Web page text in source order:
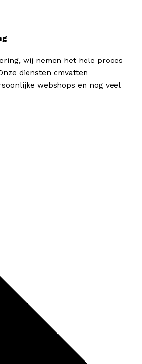
wij nemen het hele proces
diensten omvatten
webshops en nog veel